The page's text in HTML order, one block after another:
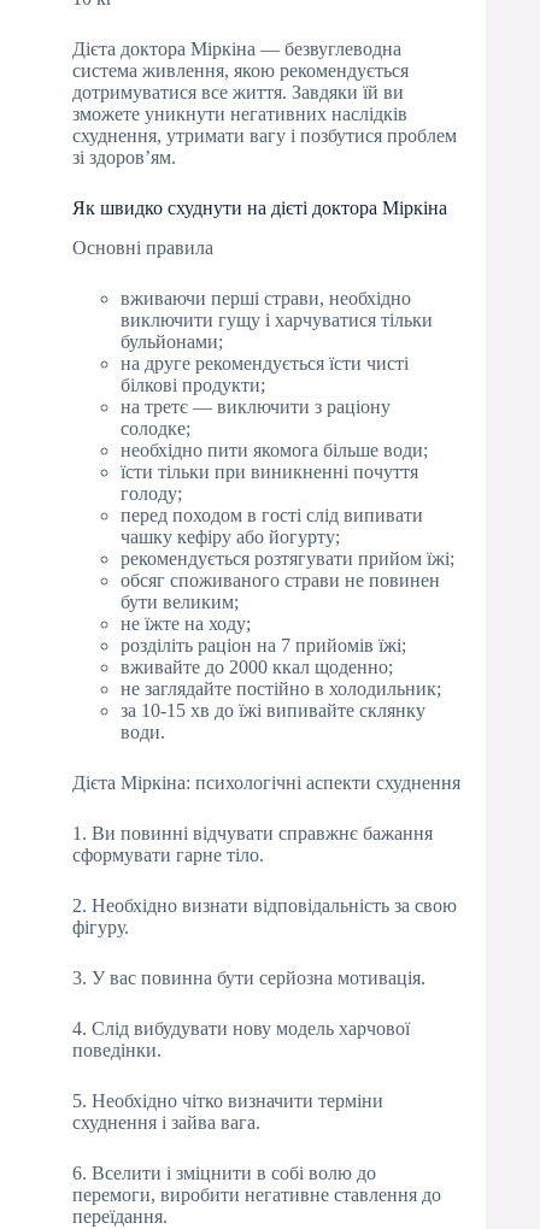
Дієта доктора Міркіна — безвуглеводна
система живлення, якою рекомендується
дотримуватися все життя. Завдяки їй ви
зможете уникнути негативних наслідків
схуднення, утримати вагу і позбутися проблем
зі здоров’ям.
Як швидко схуднути на дієті доктора Міркіна
Основні правила
вживаючи перші страви, необхідно
виключити гущу і харчуватися тільки
бульйонами;
на друге рекомендується їсти чисті
білкові продукти;
на третє — виключити з раціону
солодке;
необхідно пити якомога більше води;
їсти тільки при виникненні почуття
голоду;
перед походом в гості слід випивати
чашку кефіру або йогурту;
рекомендується розтягувати прийом їжі;
обсяг споживаного страви не повинен
бути великим;
не їжте на ходу;
розділіть раціон на 7 прийомів їжі;
вживайте до 2000 ккал щоденно;
не заглядайте постійно в холодильник;
за 10-15 хв до їжі випивайте склянку
води.
Дієта Міркіна: психологічні аспекти схуднення
1. Ви повинні відчувати справжнє бажання
сформувати гарне тіло.
2. Необхідно визнати відповідальність за свою
фігуру.
3. У вас повинна бути серйозна мотивація.
4. Слід вибудувати нову модель харчової
поведінки.
5. Необхідно чітко визначити терміни
схуднення і зайва вага.
6. Вселити і зміцнити в собі волю до
перемоги, виробити негативне ставлення до
переїдання.